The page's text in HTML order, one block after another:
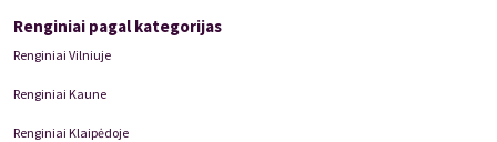
Renginiai pagal kategorijas
Renginiai Vilniuje
Renginiai Kaune
Renginiai Klaipėdoje